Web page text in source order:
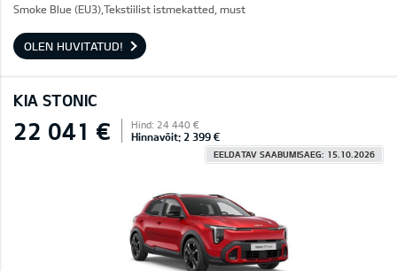
Smoke Blue (EU3),Tekstiilist istmekatted, must
OLEN HUVITATUD!
KIA STONIC
22 041 € Hind: 24 440 €
Hinnavõit: 2 399 €
EELDATAV SAABUMISAEG: 15.10.2026